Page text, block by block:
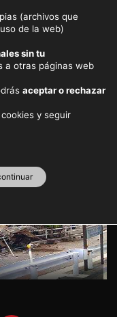
en
(archivos que
de la web)
sin tu
a otras páginas web
aceptar o rechazar
y seguir
de cookies RGPD